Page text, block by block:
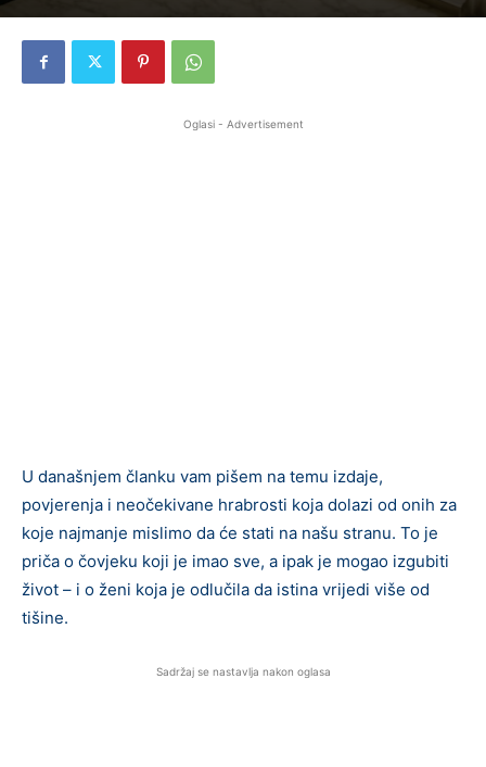
Oglasi - Advertisement
U današnjem članku vam pišem na temu izdaje,
povjerenja i neočekivane hrabrosti koja dolazi od onih za
koje najmanje mislimo da će stati na našu stranu. To je
priča o čovjeku koji je imao sve, a ipak je mogao izgubiti
život – i o ženi koja je odlučila da istina vrijedi više od
tišine.
Sadržaj se nastavlja nakon oglasa